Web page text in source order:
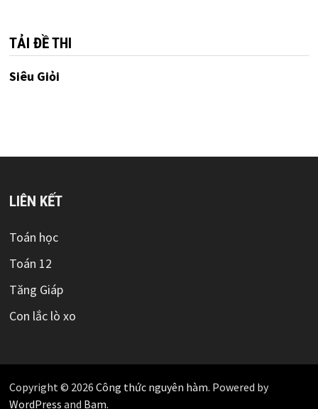
TẢI ĐỀ THI
Siêu Giỏi
LIÊN KẾT
Toán học
Toán 12
Tăng Giáp
Con lắc lò xo
Copyright © 2026 Công thức nguyên hàm. Powered by
WordPress and Bam.